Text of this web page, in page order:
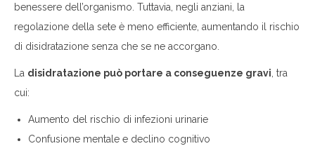
benessere dell’organismo. Tuttavia, negli anziani, la
regolazione della sete è meno efficiente, aumentando il rischio
di disidratazione senza che se ne accorgano.
La disidratazione può portare a conseguenze gravi , tra
cui:
Aumento del rischio di infezioni urinarie
Confusione mentale e declino cognitivo